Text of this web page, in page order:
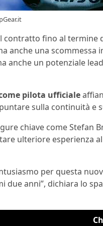
contratto fino al termine
anche una scommessa
anche un potenziale
pilota ufficiale
sulla continuità e
chiave come Stefan
ulteriore esperienza
per questa
due anni”, dichiara lo